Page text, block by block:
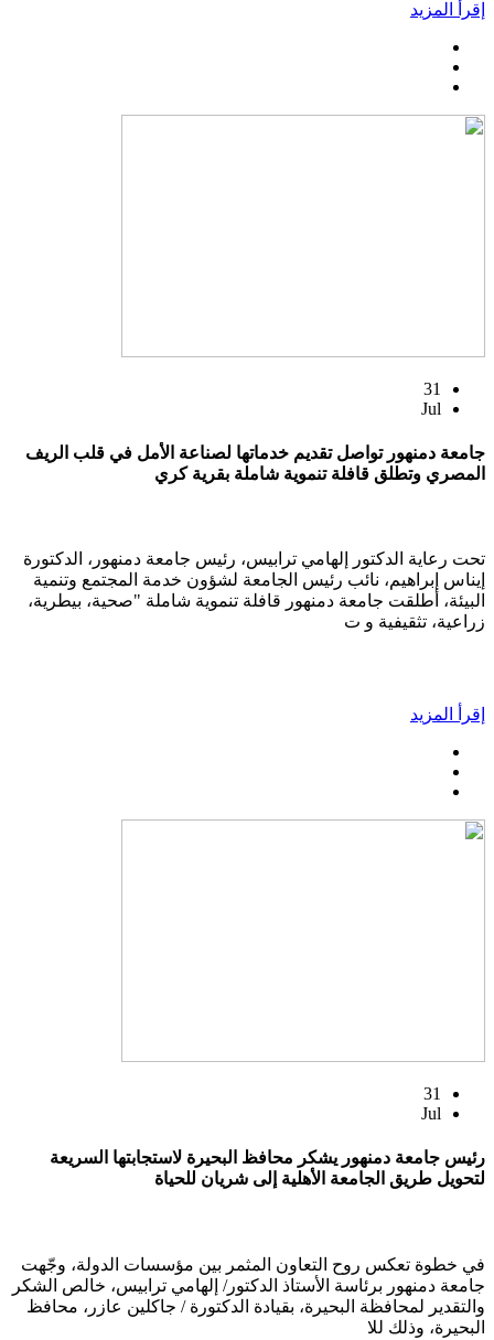
إقرأ المزيد
31
Jul
جامعة دمنهور تواصل تقديم خدماتها لصناعة الأمل في قلب الريف
المصري وتطلق قافلة تنموية شاملة بقرية كري
تحت رعاية الدكتور إلهامي ترابيس، رئيس جامعة دمنهور، الدكتورة
إيناس إبراهيم، نائب رئيس الجامعة لشؤون خدمة المجتمع وتنمية
البيئة، أطلقت جامعة دمنهور قافلة تنموية شاملة "صحية، بيطرية،
زراعية، تثقيفية و ت
إقرأ المزيد
31
Jul
رئيس جامعة دمنهور يشكر محافظ البحيرة لاستجابتها السريعة
لتحويل طريق الجامعة الأهلية إلى شريان للحياة
في خطوة تعكس روح التعاون المثمر بين مؤسسات الدولة، وجّهت
جامعة دمنهور برئاسة الأستاذ الدكتور/ إلهامي ترابيس، خالص الشكر
والتقدير لمحافظة البحيرة، بقيادة الدكتورة / جاكلين عازر، محافظ
البحيرة، وذلك للا